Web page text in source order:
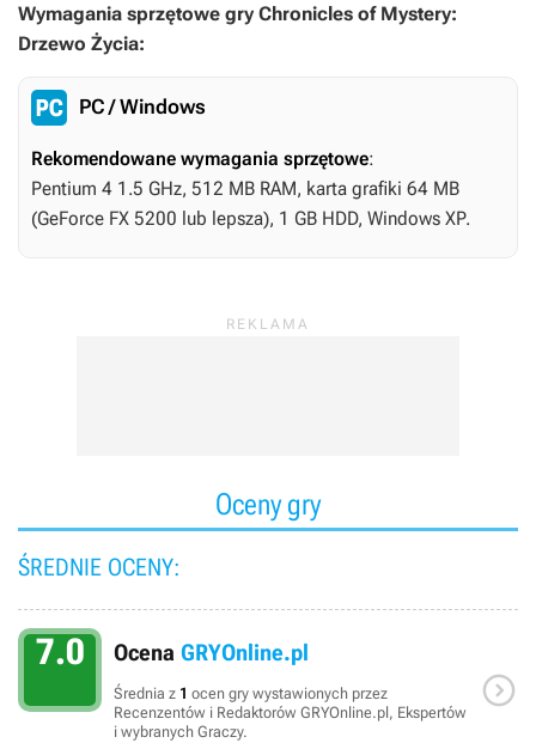
Wymagania sprzętowe gry Chronicles of Mystery:
Drzewo Życia:
PC / Windows
Rekomendowane wymagania sprzętowe:
Pentium 4 1.5 GHz, 512 MB RAM, karta grafiki 64 MB
(GeForce FX 5200 lub lepsza), 1 GB HDD, Windows XP.
Oceny gry
ŚREDNIE OCENY:
7.0 Ocena GRYOnline.pl
Średnia z 1 ocen gry wystawionych przez
Recenzentów i Redaktorów GRYOnline.pl, Ekspertów
i wybranych Graczy.
